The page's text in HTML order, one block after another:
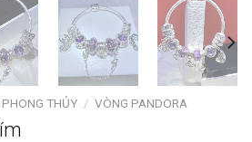
THỦY / VÒNG PANDORA